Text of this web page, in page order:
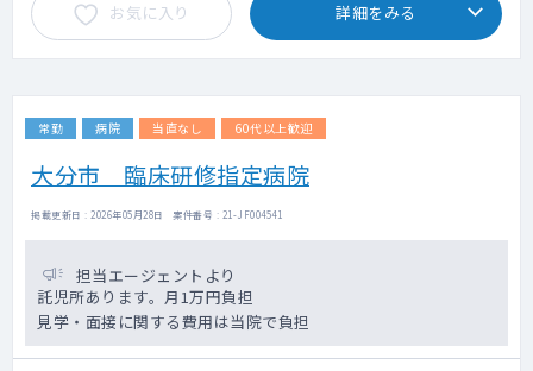
お気に入り 詳細をみる
常勤 病院 当直なし 60代以上歓迎
大分市 臨床研修指定病院
掲載更新日 : 2026年05月28日 案件番号 : 21-JF004541
担当エージェントより
託児所あります。月1万円負担
見学・面接に関する費用は当院で負担